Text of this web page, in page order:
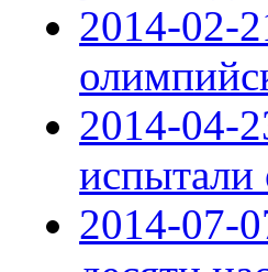
2014-02-
2014-04-
испытали
2014-07-